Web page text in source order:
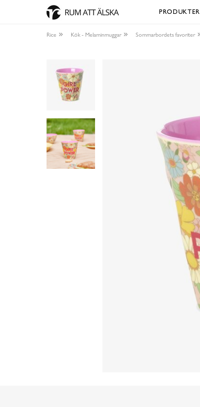
PRODUKTER
Rice Kök - Melaminmuggar Sommarbordets favoriter